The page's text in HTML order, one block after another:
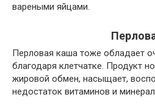
вареными яйцами.
Перловая каша тоже обладает
благодаря клетчатке. Продукт
жировой обмен, насыщает,
недостаток витаминов и